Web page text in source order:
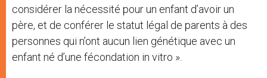
considérer la nécessité pour un enfant d’avoir un
père, et de conférer le statut légal de parents à des
personnes qui n’ont aucun lien génétique avec un
enfant né d’une fécondation in vitro ».